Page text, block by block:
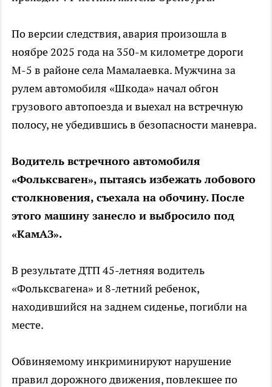
По версии следствия, авария произошла в
ноябре 2025 года на 350-м километре дороги
М-5 в районе села Мамалаевка. Мужчина за
рулем автомобиля «Шкода» начал обгон
грузового автопоезда и выехал на встречную
полосу, не убедившись в безопасности маневра.
Водитель встречного автомобиля
«Фольксваген», пытаясь избежать лобового
столкновения, съехала на обочину. После
этого машину занесло и выбросило под
«КамАЗ».
В результате ДТП 45-летняя водитель
«Фольксвагена» и 8-летний ребенок,
находившийся на заднем сиденье, погибли на
месте.
Обвиняемому инкриминируют нарушение
правил дорожного движения, повлекшее по